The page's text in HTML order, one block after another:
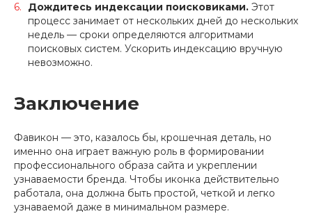
Дождитесь индексации поисковиками. Этот
процесс занимает от нескольких дней до нескольких
недель — сроки определяются алгоритмами
поисковых систем. Ускорить индексацию вручную
невозможно.
Заключение
Фавикон — это, казалось бы, крошечная деталь, но
именно она играет важную роль в формировании
профессионального образа сайта и укреплении
узнаваемости бренда. Чтобы иконка действительно
работала, она должна быть простой, четкой и легко
узнаваемой даже в минимальном размере.